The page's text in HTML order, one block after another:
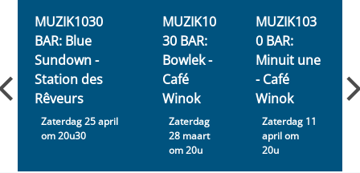
MUZIK1030
BAR: Blue
Sundown -
Station des
Rêveurs
Zaterdag 25 april
om 20u30
MUZIK10
30 BAR:
Bowlek -
Café
Winok
Zaterdag
28 maart
om 20u
MUZIK103
0 BAR:
Minuit une
- Café
Winok
Zaterdag 11
april om
20u